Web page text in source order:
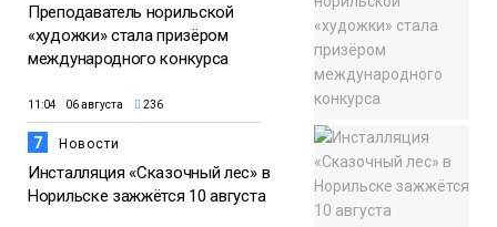
Преподаватель норильской
«художки» стала призёром
международного конкурса
11:04 06 августа 236
7 Новости
Инсталляция «Сказочный лес» в
Норильске зажжётся 10 августа